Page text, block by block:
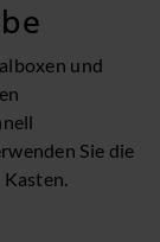
und
Sie die